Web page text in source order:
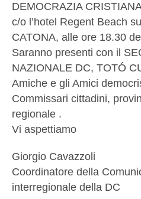
DEMOCRAZIA
c/o l’hotel Regent Beach
CATONA, alle ore 18.30
Saranno presenti con il
NAZIONALE DC, TOTÓ
Amiche e gli Amici
Commissari cittadini,
regionale .
Vi aspettiamo
Giorgio Cavazzoli
Coordinatore della
interregionale della DC